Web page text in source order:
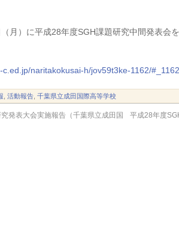
月）に平成28年度SGH課題研究中間発表会
naritakokusai-h/jov59t3ke-1162/#_1162
活動報告, 千葉県立成田国際高等学校
発表大会実施報告（千葉県立成田国
平成28年度